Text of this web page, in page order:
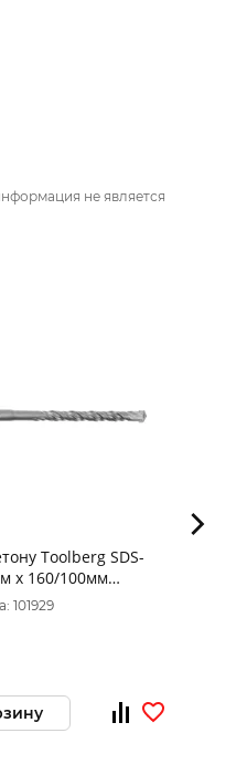
не является
Toolberg SDS-
x 160/100мм
101929
351